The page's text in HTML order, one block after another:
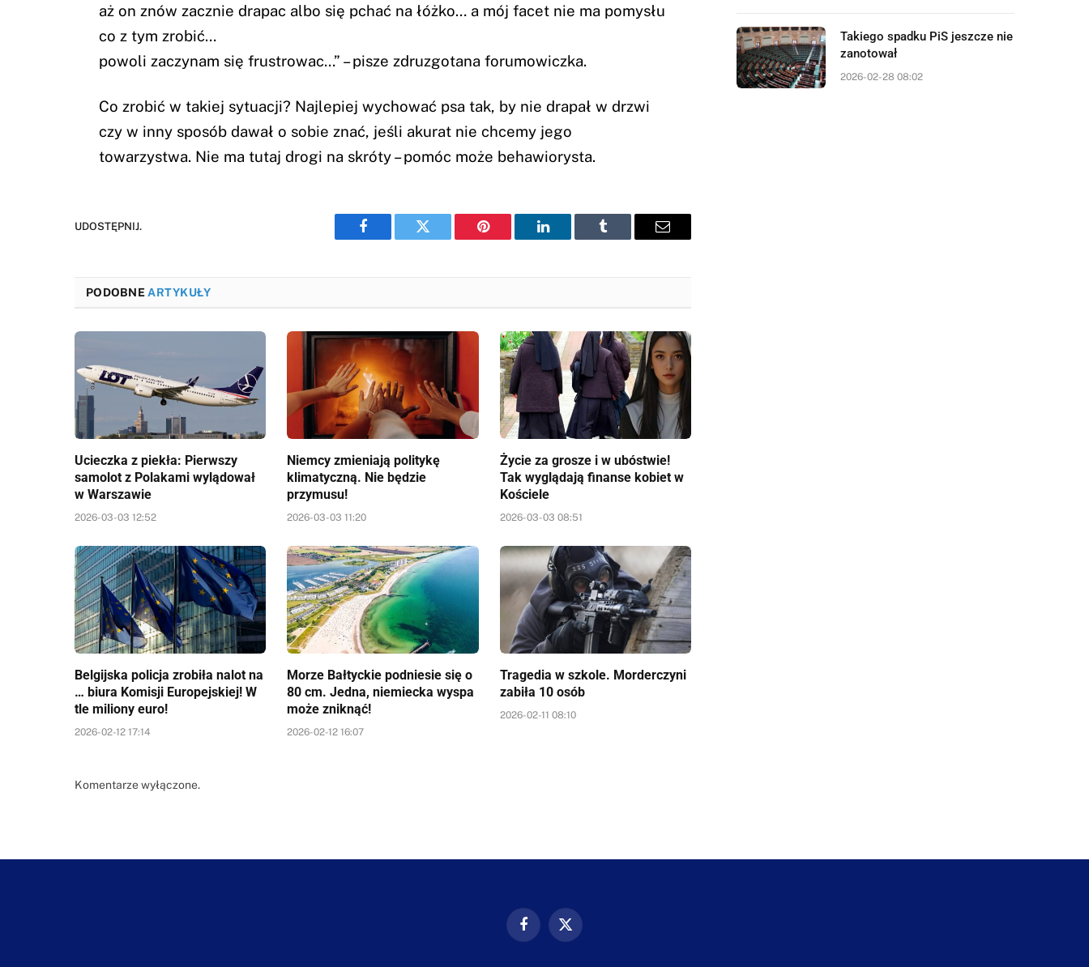
aż on znów zacznie drapac albo się pchać na łóżko… a mój facet nie ma pomysłu
co z tym zrobić…
powoli zaczynam się frustrowac…” – pisze zdruzgotana forumowiczka.
Co zrobić w takiej sytuacji? Najlepiej wychować psa tak, by nie drapał w drzwi
czy w inny sposób dawał o sobie znać, jeśli akurat nie chcemy jego
towarzystwa. Nie ma tutaj drogi na skróty – pomóc może behawiorysta.
UDOSTĘPNIJ.
Facebook Twitter Pinterest LinkedIn Tumblr Email
PODOBNE ARTYKUŁY
Ucieczka z piekła: Pierwszy
samolot z Polakami wylądował
w Warszawie
2026-03-03 12:52
Niemcy zmieniają politykę
klimatyczną. Nie będzie
przymusu!
2026-03-03 11:20
Życie za grosze i w ubóstwie!
Tak wyglądają finanse kobiet w
Kościele
2026-03-03 08:51
Belgijska policja zrobiła nalot na
… biura Komisji Europejskiej! W
tle miliony euro!
2026-02-12 17:14
Morze Bałtyckie podniesie się o
80 cm. Jedna, niemiecka wyspa
może zniknąć!
2026-02-12 16:07
Tragedia w szkole. Morderczyni
zabiła 10 osób
2026-02-11 08:10
Komentarze wyłączone.
Takiego spadku PiS jeszcze nie
zanotował
2026-02-28 08:02
FacebookX